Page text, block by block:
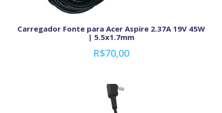
Carregador Fonte para Acer Aspire 2.37A 19V 45W
| 5.5x1.7mm
R$70,00